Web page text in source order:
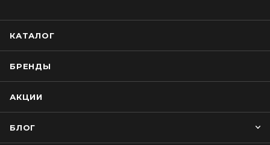
КАТАЛОГ
БРЕНДЫ
АКЦИИ
БЛОГ